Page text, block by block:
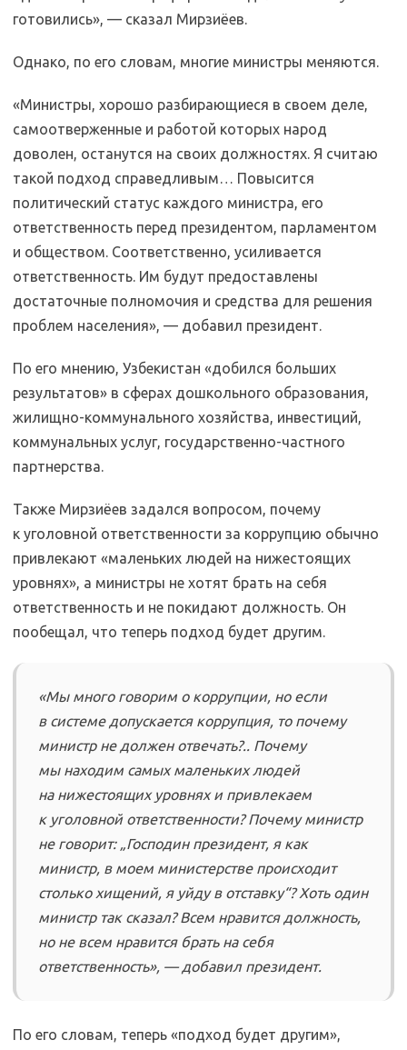
готовились», — сказал Мирзиёев.
Однако, по его словам, многие министры меняются.
«Министры, хорошо разбирающиеся в своем деле,
самоотверженные и работой которых народ
доволен, останутся на своих должностях. Я считаю
такой подход справедливым… Повысится
политический статус каждого министра, его
ответственность перед президентом, парламентом
и обществом. Соответственно, усиливается
ответственность. Им будут предоставлены
достаточные полномочия и средства для решения
проблем населения», — добавил президент.
По его мнению, Узбекистан «добился больших
результатов» в сферах дошкольного образования,
жилищно-коммунального хозяйства, инвестиций,
коммунальных услуг, государственно-частного
партнерства.
Также Мирзиёев задался вопросом, почему
к уголовной ответственности за коррупцию обычно
привлекают «маленьких людей на нижестоящих
уровнях», а министры не хотят брать на себя
ответственность и не покидают должность. Он
пообещал, что теперь подход будет другим.
«Мы много говорим о коррупции, но если
в системе допускается коррупция, то почему
министр не должен отвечать?.. Почему
мы находим самых маленьких людей
на нижестоящих уровнях и привлекаем
к уголовной ответственности? Почему министр
не говорит: „Господин президент, я как
министр, в моем министерстве происходит
столько хищений, я уйду в отставку“? Хоть один
министр так сказал? Всем нравится должность,
но не всем нравится брать на себя
ответственность», — добавил президент.
По его словам, теперь «подход будет другим»,